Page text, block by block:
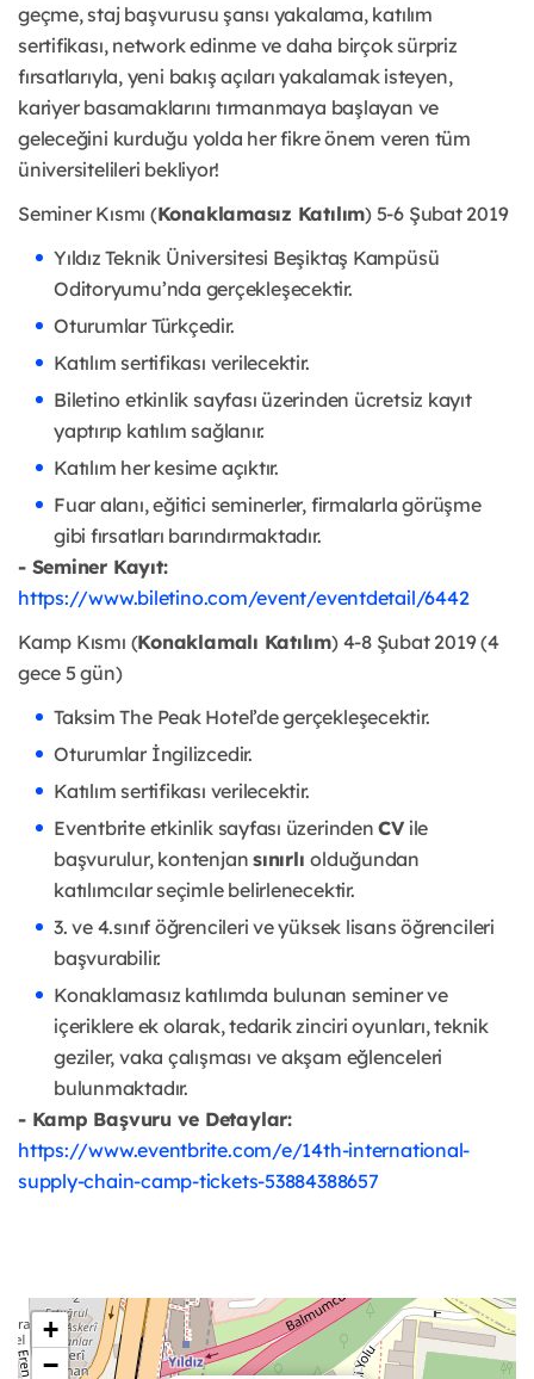
geçme, staj başvurusu şansı yakalama, katılım
sertifikası, network edinme ve daha birçok sürpriz
fırsatlarıyla, yeni bakış açıları yakalamak isteyen,
kariyer basamaklarını tırmanmaya başlayan ve
geleceğini kurduğu yolda her fikre önem veren tüm
üniversitelileri bekliyor!
Seminer Kısmı (Konaklamasız Katılım) 5-6 Şubat 2019
Yıldız Teknik Üniversitesi Beşiktaş Kampüsü
Oditoryumu’nda gerçekleşecektir.
Oturumlar Türkçedir.
Katılım sertifikası verilecektir.
Biletino etkinlik sayfası üzerinden ücretsiz kayıt
yaptırıp katılım sağlanır.
Katılım her kesime açıktır.
Fuar alanı, eğitici seminerler, firmalarla görüşme
gibi fırsatları barındırmaktadır.
- Seminer Kayıt:
https://www.biletino.com/event/eventdetail/6442
Kamp Kısmı (Konaklamalı Katılım) 4-8 Şubat 2019 (4
gece 5 gün)
Taksim The Peak Hotel’de gerçekleşecektir.
Oturumlar İngilizcedir.
Katılım sertifikası verilecektir.
Eventbrite etkinlik sayfası üzerindenCV ile
başvurulur, kontenjansınırlıolduğundan
katılımcılar seçimle belirlenecektir.
3. ve 4.sınıf öğrencileri ve yüksek lisans öğrencileri
başvurabilir.
Konaklamasız katılımda bulunan seminer ve
içeriklere ek olarak, tedarik zinciri oyunları, teknik
geziler, vaka çalışması ve akşam eğlenceleri
bulunmaktadır.
- Kamp Başvuru ve Detaylar:
https://www.eventbrite.com/e/14th-international-
supply-chain-camp-tickets-53884388657
+
−